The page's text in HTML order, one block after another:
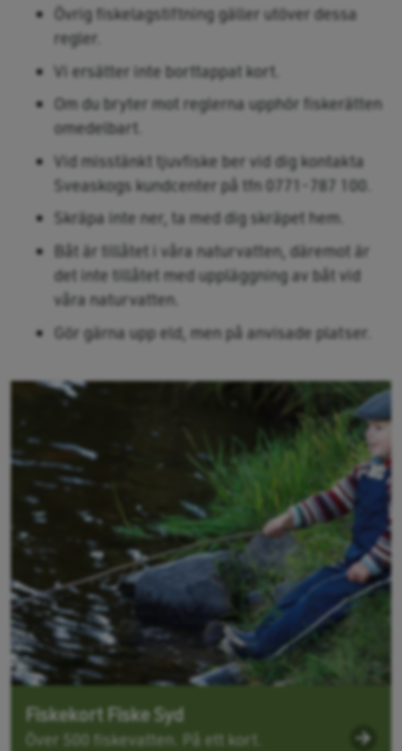
Övrig fiskelagstiftning gäller utöver dessa
regler.
Vi ersätter inte borttappat kort.
Om du bryter mot reglerna upphör fiskerätten
omedelbart.
Vid misstänkt tjuvfiske ber vid dig kontakta
Sveaskogs kundcenter på tfn 0771-787 100.
Skräpa inte ner, ta med dig skräpet hem.
Båt är tillåtet i våra naturvatten, däremot är
det inte tillåtet med uppläggning av båt vid
våra naturvatten.
Gör gärna upp eld, men på anvisade platser.
Fiskekort Fiske Syd
Över 500 fiskevatten. På ett kort.